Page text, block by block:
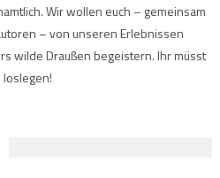
Wir wollen euch – gemeinsam
– von unseren Erlebnissen
wilde Draußen begeistern. Ihr müsst
loslegen!